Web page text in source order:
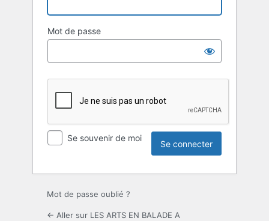
Mot de passe
Se souvenir de moi
Mot de passe oublié ?
← Aller sur LES ARTS EN BALADE A